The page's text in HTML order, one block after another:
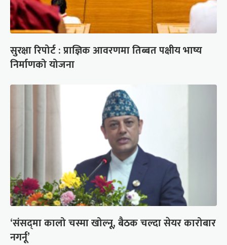
सुरक्षा रिपोर्ट : प्राज्ञिक आवरणमा तिब्बत पक्षीय भाष्य
निर्माणको योजना
‘संसद्‍मा कालो चस्मा खोल्नू, बैठक चल्दा सेयर कारोबार
नगर्नू’